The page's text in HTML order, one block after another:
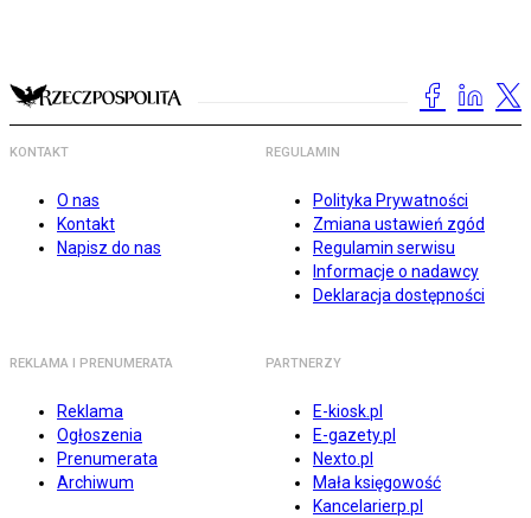
KONTAKT
O nas
Kontakt
Napisz do nas
REGULAMIN
Polityka Prywatności
Zmiana ustawień zgód
Regulamin serwisu
Informacje o nadawcy
Deklaracja dostępności
REKLAMA I PRENUMERATA
Reklama
Ogłoszenia
Prenumerata
Archiwum
PARTNERZY
E-kiosk.pl
E-gazety.pl
Nexto.pl
Mała księgowość
Kancelarierp.pl